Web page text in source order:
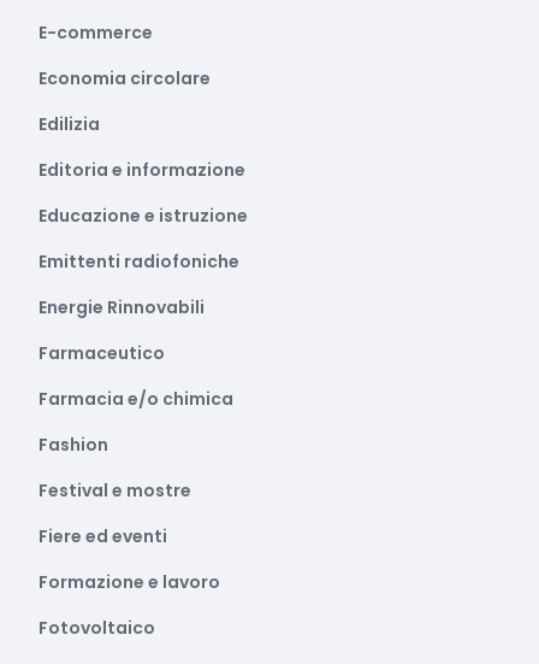
E-commerce
Economia circolare
Edilizia
Editoria e informazione
Educazione e istruzione
Emittenti radiofoniche
Energie Rinnovabili
Farmaceutico
Farmacia e/o chimica
Fashion
Festival e mostre
Fiere ed eventi
Formazione e lavoro
Fotovoltaico